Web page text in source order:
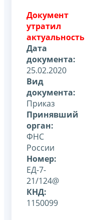
Документ
утратил
актуальность
Дата
документа:
25.02.2020
Вид
документа:
Приказ
Принявший
орган:
ФНС
России
Номер:
ЕД-7-
21/124@
КНД:
1150099